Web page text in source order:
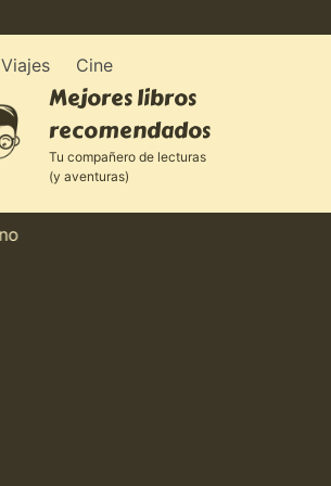
Viajes Cine
Mejores libros
recomendados
Tu compañero de lecturas
(y aventuras)